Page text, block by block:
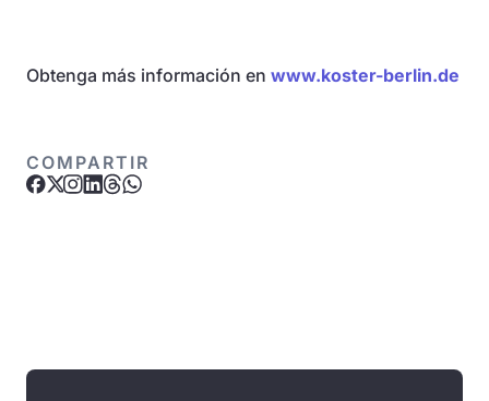
Obtenga más información en www.koster-berlin.de
COMPARTIR